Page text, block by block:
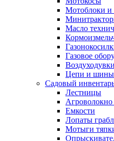
Мотоблоки и
Масло
Газовое
Цепи и шины
Садовый
Лестницы
Емкости
Лопаты
Мотыги